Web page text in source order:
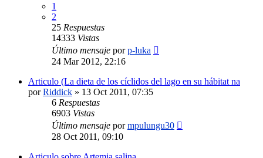
1
2
25 Respuestas
14333 Vistas
Último mensaje porp-luka
24 Mar 2012, 22:16
Articulo (La dieta de los cíclidos del lago en su hábitat na
porRiddick » 13 Oct 2011, 07:35
6 Respuestas
6903 Vistas
Último mensaje pormpulungu30
28 Oct 2011, 09:10